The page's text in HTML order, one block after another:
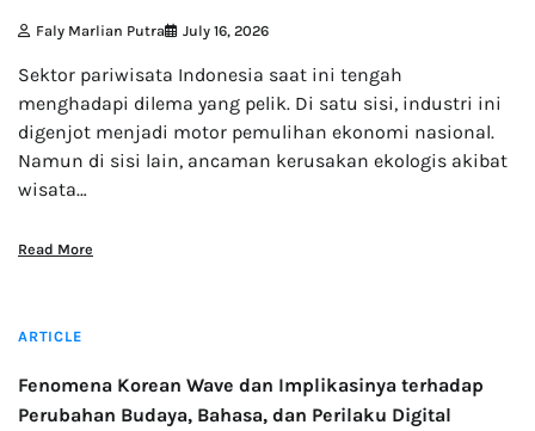
Faly Marlian Putra July 16, 2026
Sektor pariwisata Indonesia saat ini tengah
menghadapi dilema yang pelik. Di satu sisi, industri ini
digenjot menjadi motor pemulihan ekonomi nasional.
Namun di sisi lain, ancaman kerusakan ekologis akibat
wisata…
Read More
ARTICLE
Fenomena Korean Wave dan Implikasinya terhadap
Perubahan Budaya, Bahasa, dan Perilaku Digital